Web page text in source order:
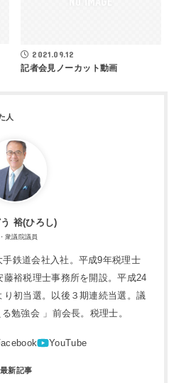
2021.09.12
記者会見ノーカット動画
裕(ひろし)
衆議院議員
鉄道会社入社。平成9年税理士
裕税理士事務所を開設。平成24
初当選。以後３期連続当選。議
勉強会 」前会長。税理士。